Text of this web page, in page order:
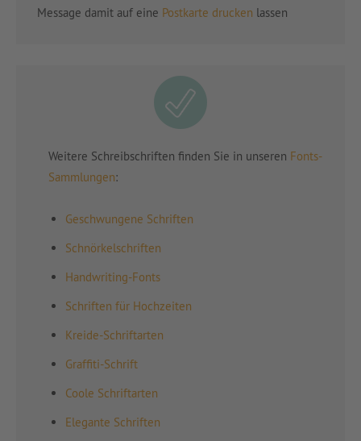
Message damit auf eine Postkarte drucken lassen
Weitere Schreibschriften finden Sie in unseren Fonts-
Sammlungen:
Geschwungene Schriften
Schnörkelschriften
Handwriting-Fonts
Schriften für Hochzeiten
Kreide-Schriftarten
Graffiti-Schrift
Coole Schriftarten
Elegante Schriften